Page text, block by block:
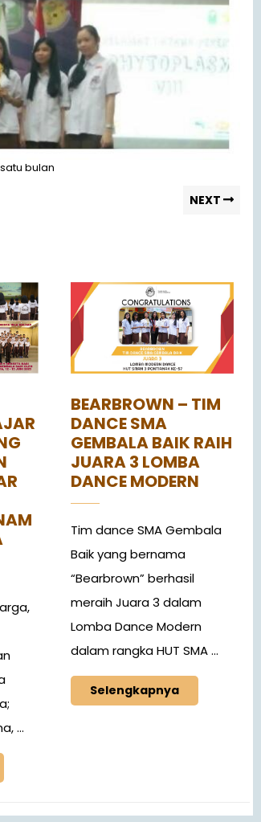
bulan
NEXT
...
BEARBROWN – TIM
DANCE SMA
GEMBALA BAIK RAIH
JUARA 3 LOMBA
DANCE MODERN
Tim dance SMA Gembala
Baik yang bernama
“Bearbrown” berhasil
meraih Juara 3 dalam
Lomba Dance Modern
dalam rangka HUT SMA ...
Selengkapnya